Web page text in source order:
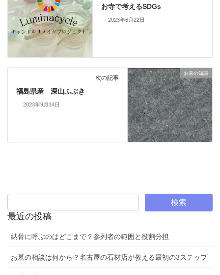
お寺で考えるSDGs
2023年6月22日
お墓の知識
次の記事
福島県産 深山ふぶき
2023年9月14日
最近の投稿
納骨に呼ぶのはどこまで？参列者の範囲と役割分担
お墓の相談は何から？名古屋の石材店が教える最初の3ステップ